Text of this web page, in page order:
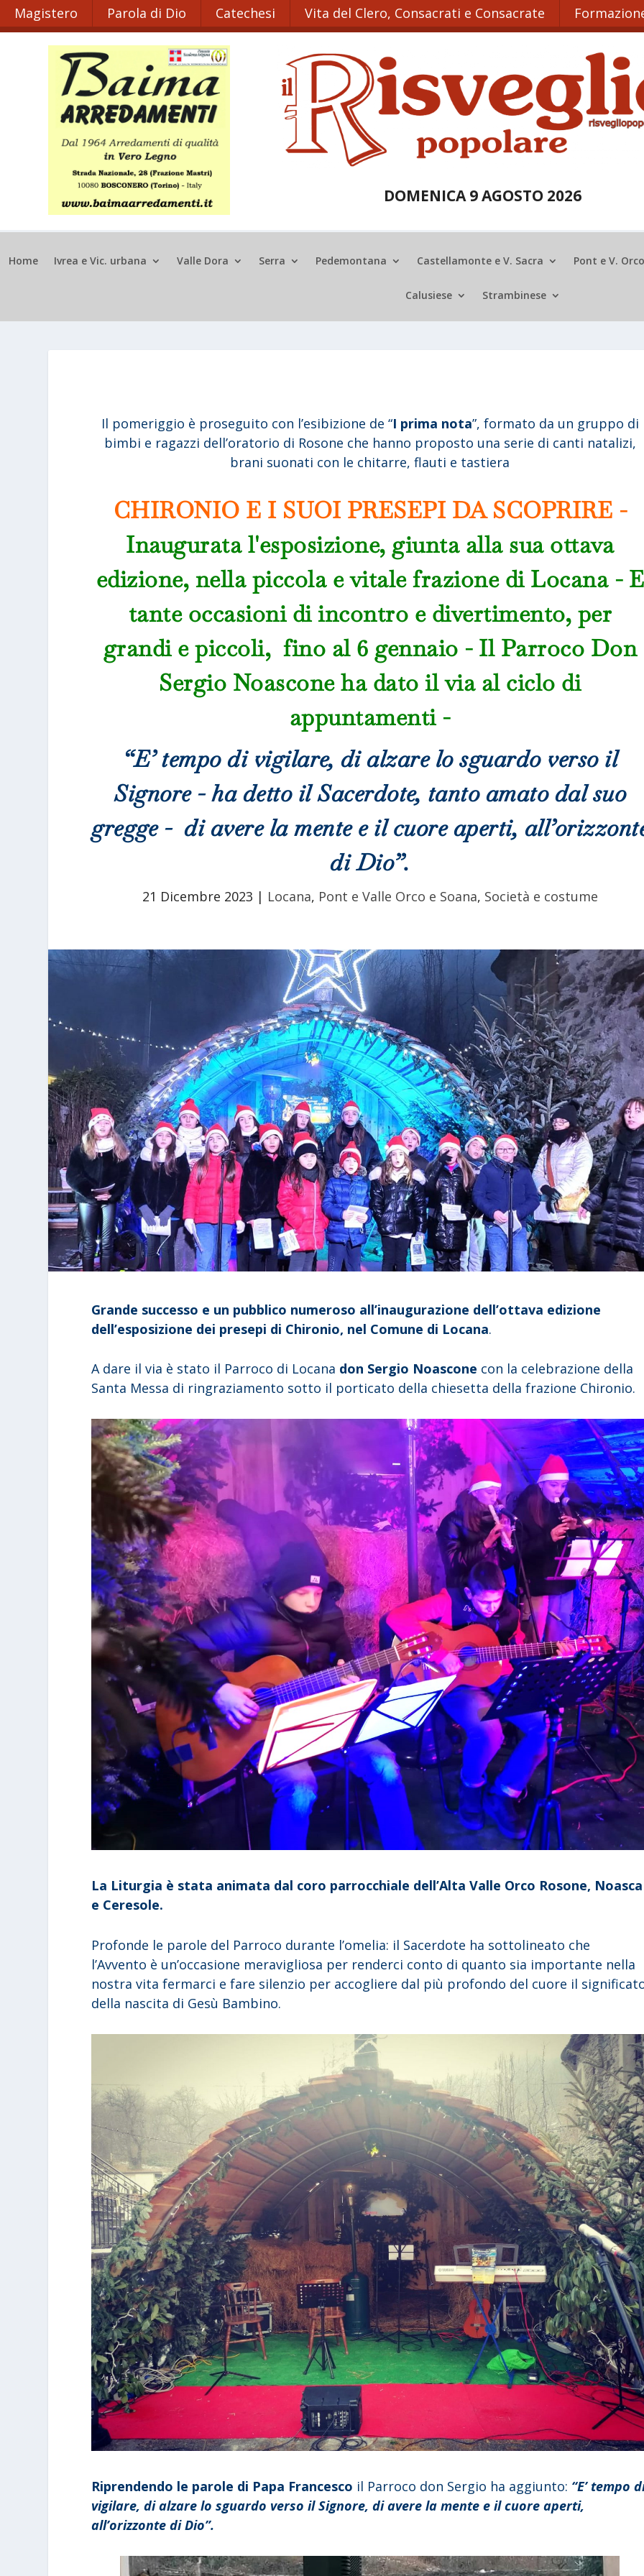
Magistero Parola di Dio Catechesi Vita del Clero, Consacrati e Consacrate
DOMENICA 9 AGOSTO 2026
Home Ivrea e Vic. urbana Valle Dora Serra Pedemontana Castellamonte e V. Sacra Pont e V.
Calusiese Strambinese
Il pomeriggio è proseguito con l’esibizione de “I prima nota”, formato da un gruppo di
bimbi e ragazzi dell’oratorio di Rosone che hanno proposto una serie di canti natalizi,
brani suonati con le chitarre, flauti e tastiera
CHIRONIO E I SUOI PRESEPI DA SCOPRIRE -
Inaugurata l'esposizione, giunta alla sua ottava
edizione, nella piccola e vitale frazione di Locana - E
tante occasioni di incontro e divertimento, per
grandi e piccoli, fino al 6 gennaio - Il Parroco Don
Sergio Noascone ha dato il via al ciclo di
appuntamenti -
“E’ tempo di vigilare, di alzare lo sguardo verso il
Signore -ha detto il Sacerdote, tanto amato dal suo
gregge - di avere la mente e il cuore aperti,
di Dio”.
21 Dicembre 2023 | Locana, Pont e Valle Orco e Soana, Società e costume
Grande successo e un pubblico numeroso all’inaugurazione dell’ottava edizione
dell’esposizione dei presepi di Chironio, nel Comune di Locana.
A dare il via è stato il Parroco di Locana don Sergio Noascone con la celebrazione della
Santa Messa di ringraziamento sotto il porticato della chiesetta della frazione Chironio.
La Liturgia è stata animata dal coro parrocchiale dell’Alta Valle Orco Rosone, Noasca
e Ceresole.
Profonde le parole del Parroco durante l’omelia: il Sacerdote ha sottolineato che
l’Avvento è un’occasione meravigliosa per renderci conto di quanto sia importante nella
nostra vita fermarci e fare silenzio per accogliere dal più profondo del cuore il
della nascita di Gesù Bambino.
Riprendendo le parole di Papa Francesco il Parroco don Sergio ha aggiunto: “E’ tempo
vigilare, di alzare lo sguardo verso il Signore, di avere la mente e il cuore aperti,
all’orizzonte di Dio”.